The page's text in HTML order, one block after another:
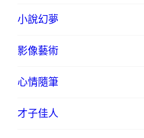
小說幻夢
影像藝術
心情隨筆
才子佳人